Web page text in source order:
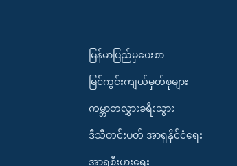
မြန်မာပြည်မှပေးစာ
မြင်ကွင်းကျယ်မှတ်စုများ
ကမ္ဘာတလွှားခရီးသွား
ဒီသီတင်းပတ် အာရှနိုင်ငံရေး
အာရှစီးပွားရေး